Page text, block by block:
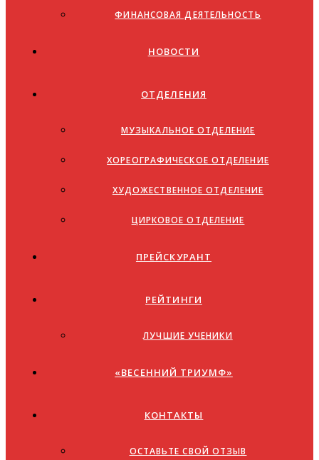
ФИНАНСОВАЯ ДЕЯТЕЛЬНОСТЬ
НОВОСТИ
ОТДЕЛЕНИЯ
МУЗЫКАЛЬНОЕ ОТДЕЛЕНИЕ
ХОРЕОГРАФИЧЕСКОЕ ОТДЕЛЕНИЕ
ХУДОЖЕСТВЕННОЕ ОТДЕЛЕНИЕ
ЦИРКОВОЕ ОТДЕЛЕНИЕ
ПРЕЙСКУРАНТ
РЕЙТИНГИ
ЛУЧШИЕ УЧЕНИКИ
«ВЕСЕННИЙ ТРИУМФ»
КОНТАКТЫ
ОСТАВЬТЕ СВОЙ ОТЗЫВ